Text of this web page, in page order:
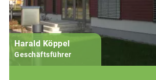
Harald Köppel
Geschäftsführer